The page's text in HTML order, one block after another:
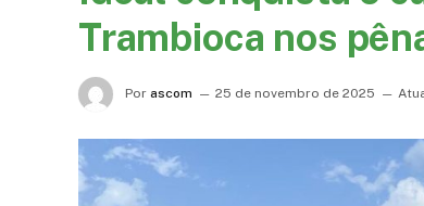
Trambioca nos
Por ascom 25 de novembro de 2025